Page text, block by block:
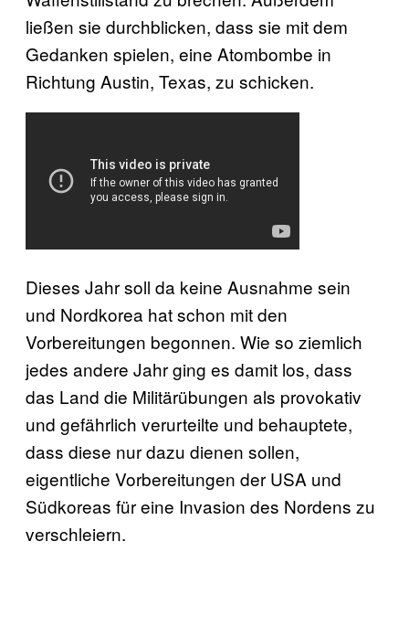
ließen sie durchblicken, dass sie mit dem
Gedanken spielen, eine Atombombe in
Richtung Austin, Texas, zu schicken.
Dieses Jahr soll da keine Ausnahme sein
und Nordkorea hat schon mit den
Vorbereitungen begonnen. Wie so ziemlich
jedes andere Jahr ging es damit los, dass
das Land die Militärübungen als provokativ
und gefährlich verurteilte und behauptete,
dass diese nur dazu dienen sollen,
eigentliche Vorbereitungen der USA und
Südkoreas für eine Invasion des Nordens zu
verschleiern.